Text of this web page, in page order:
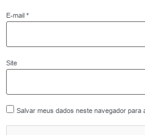
E-mail *
Site
Salvar meus dados neste navegador para